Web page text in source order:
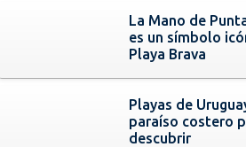
La Mano de
es un símbolo
Playa Brava
Playas de
paraíso costero
descubrir